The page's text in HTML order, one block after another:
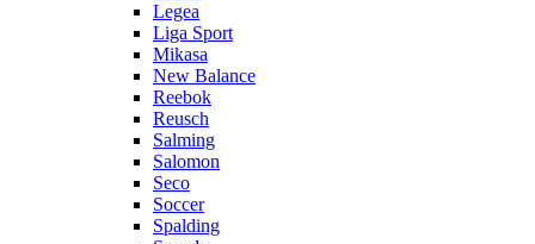
Legea
Liga Sport
Mikasa
New Balance
Reebok
Reusch
Salming
Salomon
Seco
Soccer
Spalding